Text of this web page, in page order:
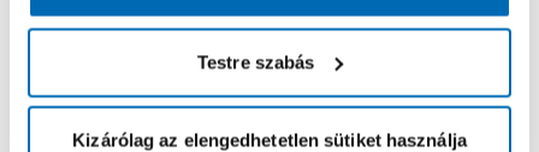
Testre szabás
Kizárólag az elengedhetetlen sütiket használja